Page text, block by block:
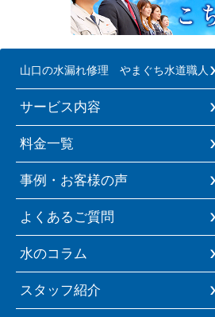
山口の水漏れ修理 やまぐち水道職人
サービス内容
料金一覧
事例・お客様の声
よくあるご質問
水のコラム
スタッフ紹介